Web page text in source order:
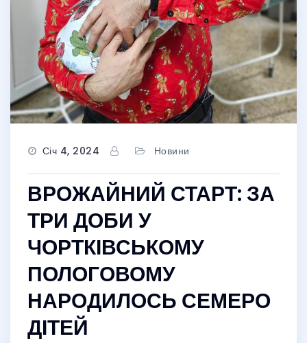
Січ 4, 2024 Новини
ВРОЖАЙНИЙ СТАРТ: ЗА
ТРИ ДОБИ У
ЧОРТКІВСЬКОМУ
ПОЛОГОВОМУ
НАРОДИЛОСЬ СЕМЕРО
ДІТЕЙ